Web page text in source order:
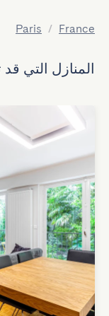
France
/
Paris
المنازل التي قد